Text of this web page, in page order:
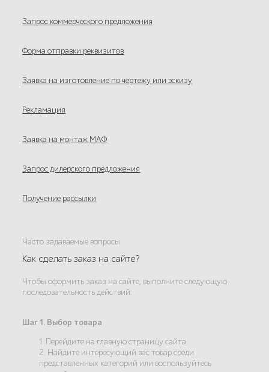
Запрос коммерческого предложения
Форма отправки реквизитов
Заявка на изготовление по чертежу или эскизу
Рекламация
Заявка на монтаж МАФ
Запрос дилерского предложения
Получение рассылки
Часто задаваемые вопросы
Как сделать заказ на сайте?
Чтобы оформить заказ на сайте, выполните следующую
последовательность действий:
Шаг 1. Выбор товара
1. Перейдите на главную страницу сайта.
2. Найдите интересующий вас товар среди
представленных категорий или воспользуйтесь